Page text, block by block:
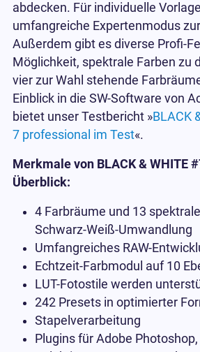
abdecken. Für individuelle
umfangreiche Expertenmodus
Außerdem gibt es diverse Profi-
Möglichkeit, spektrale Farben zu
vier zur Wahl stehende
Einblick in die SW-Software von
bietet unser Testbericht »BLACK
7 professional im Test«.
Merkmale von BLACK & WHITE
Überblick:
4 Farbräume und 13
Schwarz-Weiß-Umwandlung
Umfangreiches RAW-
Echtzeit-Farbmodul auf 10
LUT-Fotostile werden
242 Presets in optimierter
Stapelverarbeitung
Plugins für Adobe